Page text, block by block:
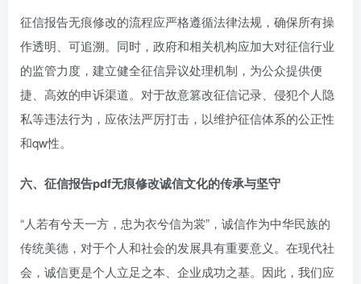
征信报告无痕修改的流程应严格遵循法律法规，确保所有操
作透明、可追溯。同时，政府和相关机构应加大对征信行业
的监管力度，建立健全征信异议处理机制，为公众提供便
捷、高效的申诉渠道。对于故意篡改征信记录、侵犯个人隐
私等违法行为，应依法严厉打击，以维护征信体系的公正性
和qw性。
六、征信报告pdf无痕修改诚信文化的传承与坚守
“人若有兮天一方，忠为衣兮信为裳”，诚信作为中华民族的
传统美德，对于个人和社会的发展具有重要意义。在现代社
会，诚信更是个人立足之本、企业成功之基。因此，我们应